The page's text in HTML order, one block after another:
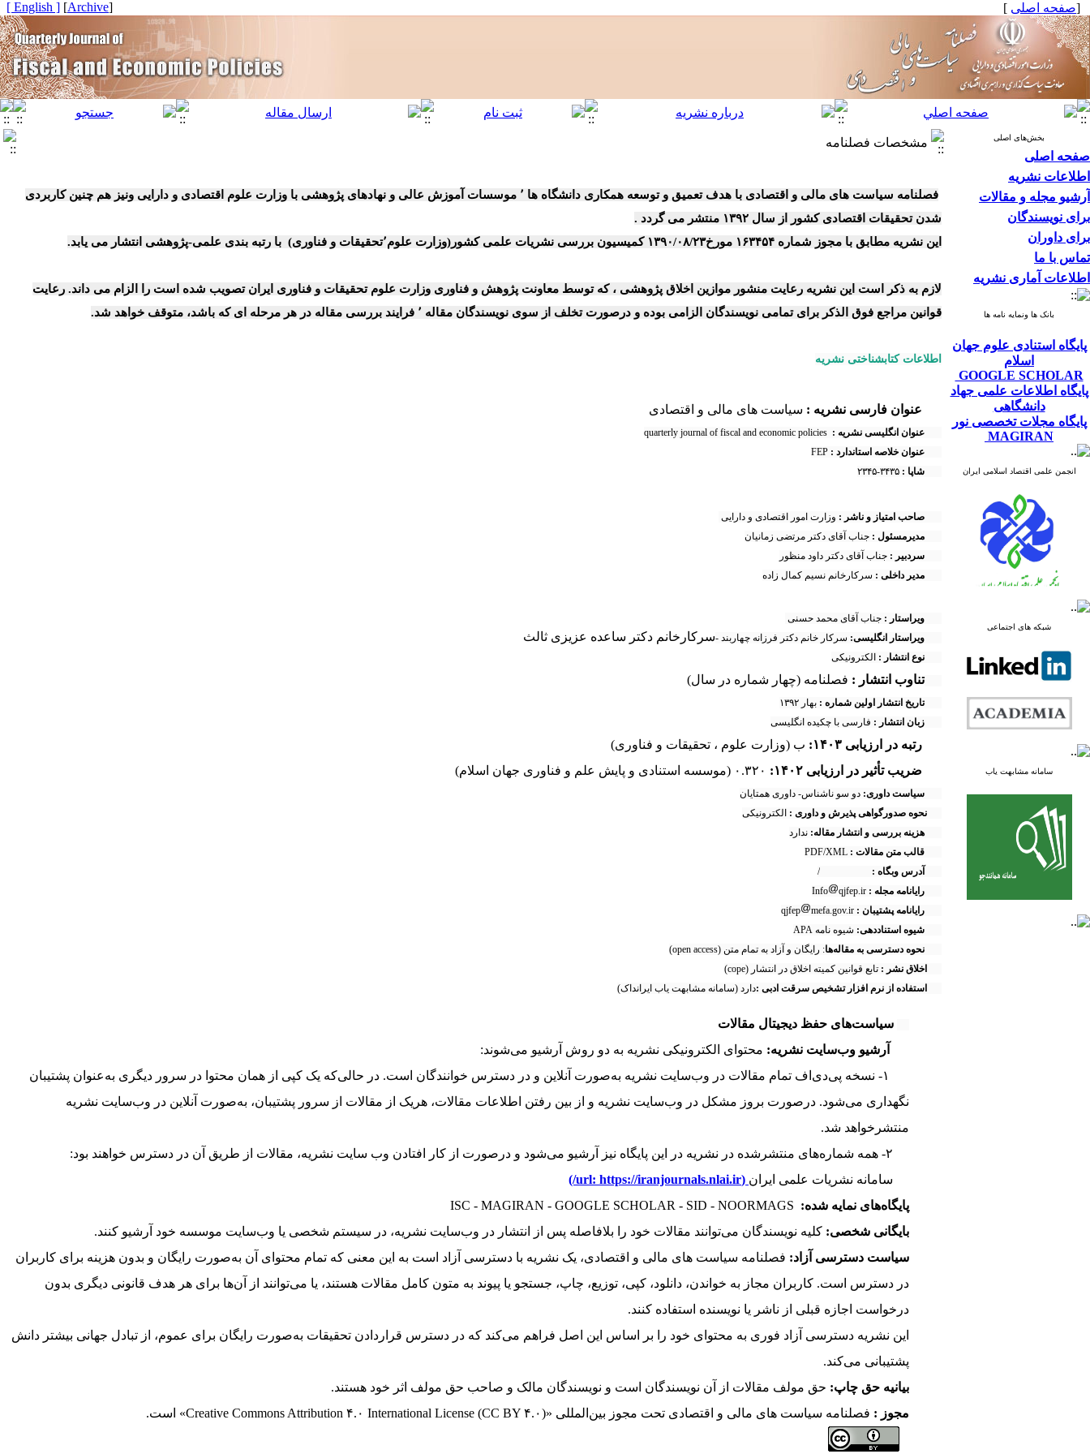
[صفحه اصلی ]
[
Archive
]
[ English ]
بخش‌های اصلی
صفحه اصلی
اطلاعات نشریه
آرشیو مجله و مقالات
برای نویسندگان
برای داوران
تماس با ما
اطلاعات آماری نشریه
بانک ها ونمایه نامه ها
پایگاه استنادی علوم جهان
اسلام
GOOGLE SCHOLAR
پایگاه اطلاعات علمی جهاد
دانشگاهی
پایگاه مجلات تخصصی نور
MAGIRAN
انجمن علمی اقتصاد اسلامی ایران
شبکه های اجتماعی
سامانه مشابهت یاب
مشخصات فصلنامه
فصلنامه سیاست های مالی و اقتصادی با هدف تعمیق و توسعه همکاری دانشگاه ها ٬ موسسات آموزش عالی و نهادهای پژوهشی با وزارت علوم اقتصادی
و دارایی ونیز هم چنین کاربردی
شدن تحقیقات اقتصادی کشور از سال ۱۳۹۲ منتشر می گردد .
این نشریه مطابق با مجوز شماره ۱۶۳۴۵۴ مورخ۱۳۹۰/۰۸/۲۳ کمیسیون بررسی نشریات علمی کشور(وزارت علوم٬تحقیقات و فناوری) با رتبه بندی علمی-پژوهشی انتشار می یابد.
لازم به ذکر است این نشریه رعایت منشور موازین اخلاق پژوهشی ، که توسط معاونت پژوهش و فناوری وزارت علوم تحقیقات و فناوری ایران تصویب شده است را الزام می داند. رعایت
قوانین مراجع فوق الذکر برای تمامی نویسندگان الزامی بوده و درصورت تخلف از سوی نویسندگان مقاله ٬ فرایند بررسی مقاله در هر مرحله ای که باشد، متوقف خواهد شد.
اطلاعات کتابشناختی نشریه
عنوان فارسی نشریه : سیاست های مالی و اقتصادی
عنوان انگلیسی نشریه :
عنوان خلاصه استاندارد : FEP
شاپا :
صاحب امتیاز و ناشر : وزارت امور اقتصادی و دارایی
مدیرمسئول : جناب آقای دکتر مرتضی زمانیان
سردبیر : جناب آقای دکتر داود منظور
مدیر داخلی : سرکارخانم نسیم کمال زاده
ویراستار : جناب آقای محمد حسنی
ویراستار انگلیسی: سرکار خانم دکتر فرزانه چهاربند -سرکارخانم دکتر ساعده عزیزی ثالث
نوع انتشار : الکترونیکی
تناوب انتشار : فصلنامه (چهار شماره در سال)
تاریخ انتشار اولین شماره : بهار ۱۳۹۲
زبان انتشار : فارسی با چکیده انگلیسی
رتبه در ارزیابی ۱۴۰۳:
ب (وزارت علوم ، تحقیقات و فناوری)
ضریب تأثیر در ارزیابی ۱۴۰۲:
۰.۳۲۰ ( موسسه استنادی و پایش علم و فناوری جهان اسلام)
سیاست داوری: دو سو ناشناس- داوری همتایان
نحوه صدورگواهی پذیرش و داوری : الکترونیکی
هزینه بررسی و انتشار مقاله: ندارد
قالب متن مقالات :
آدرس وبگاه :
رایانامه مجله :
Info
qjfep.ir
رایانامه پشتیبان : mefa.gov.ir
شیوه استناددهی: شیوه نامه APA
نحوه دسترسی به مقاله‌ها: رایگان و آزاد به تمام متن (open access)
اخلاق نشر : تابع قوانین کمیته اخلاق در انتشار (cope)
استفاده از نرم افزار تشخیص سرقت ادبی :دارد (سامانه مشابهت یاب ایرانداک)
سیاست‌های حفظ دیجیتال مقالات
آرشیو وب‌سایت نشریه: محتوای الکترونیکی نشریه به دو روش آرشیو می‌شوند:
۱- نسخه پی‌دی‌اف تمام مقالات در وب‌سایت نشریه به‌صورت آنلاین و در دسترس خوانندگان است. در حالی‌که یک کپی از همان محتوا در سرور دیگری به‌عنوان پشتیبان
نگهداری می‌شود. درصورت بروز مشکل در وب‌سایت نشریه و از بین رفتن اطلاعات مقالات، هریک از مقالات از سرور پشتیبان، به‌صورت آنلاین در وب‌سایت نشریه
منتشرخواهد شد.
سامانه نشریات علمی ایران (url: https://iranjournals.nlai.ir/)
پایگاه‌های نمایه شده: ISC - MAGIRAN - GOOGLE SCHOLAR - SID - NOORMAGS
بایگانی شخصی: کلیه نویسندگان می‌توانند مقالات خود را بلافاصله پس از انتشار در وب‌سایت نشریه، در سیستم شخصی یا وب‌سایت موسسه خود آرشیو کنند.
سیاست دسترسی آزاد: فصلنامه سیاست های مالی و اقتصادی، یک نشریه با دسترسی آزاد است به این معنی که تمام محتوای آن به‌صورت رایگان و بدون هزینه برای کاربران
در دسترس است. کاربران مجاز به خواندن، دانلود، کپی، توزیع، چاپ، جستجو یا پیوند به متون کامل مقالات هستند، یا می‌توانند از آن‌ها برای هر هدف قانونی دیگری بدون
درخواست اجازه قبلی از ناشر یا نویسنده استفاده کنند.
این نشریه دسترسی آزاد فوری به محتوای خود را بر اساس این اصل فراهم می‌کند که در دسترس قراردادن تحقیقات به‌صورت رایگان برای عموم، از تبادل جهانی بیشتر دانش
پشتیبانی می‌کند.
بیانیه حق چاپ: حق مولف مقالات از آن نویسندگان است و نویسندگان مالک و صاحب حق مولف اثر خود هستند.
مجوز : فصلنامه سیاست های مالی و اقتصادی تحت مجوز بین‌المللی «Creative Commons Attribution ۴.۰ International License (CC BY ۴.۰)» است.